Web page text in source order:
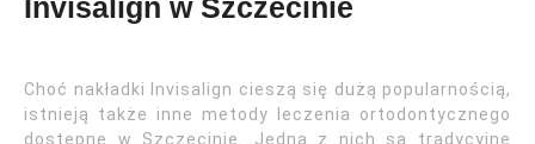
Invisalign w Szczecinie
Choć nakładki Invisalign cieszą się dużą popularnością,
istnieją także inne metody leczenia ortodontycznego
dostępne w Szczecinie. Jedną z nich są tradycyjne